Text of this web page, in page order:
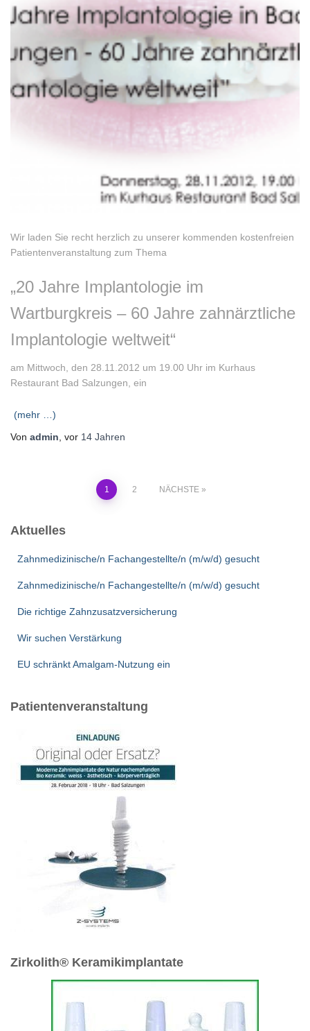
Wir laden Sie recht herzlich zu unserer kommenden kostenfreien
Patientenveranstaltung zum Thema
„20 Jahre Implantologie im
Wartburgkreis – 60 Jahre zahnärztliche
Implantologie weltweit“
am Mittwoch, den 28.11.2012 um 19.00 Uhr im Kurhaus
Restaurant Bad Salzungen, ein
(mehr …)
Von admin , vor 14 Jahren
Seitennummerierung
der
Beiträge
1 2 NÄCHSTE
Aktuelles
Zahnmedizinische/n Fachangestellte/n (m/w/d) gesucht
Zahnmedizinische/n Fachangestellte/n (m/w/d) gesucht
Die richtige Zahnzusatzversicherung
Wir suchen Verstärkung
EU schränkt Amalgam-Nutzung ein
Patientenveranstaltung
Zirkolith® Keramikimplantate